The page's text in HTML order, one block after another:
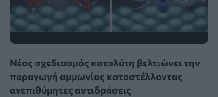
Νέος σχεδιασμός καταλύτη βελτιώνει την
παραγωγή αμμωνίας καταστέλλοντας
ανεπιθύμητες αντιδράσεις